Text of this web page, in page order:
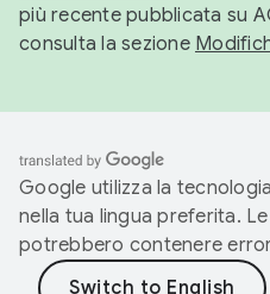
più recente pubblicata su
consulta la sezione
Google utilizza la
nella tua lingua preferita.
potrebbero contenere